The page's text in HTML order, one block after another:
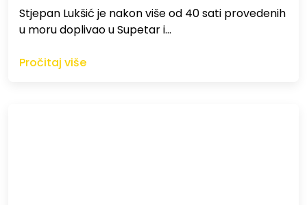
St​jepan Lukšić je nakon više od 40 sati provedenih
u moru doplivao u Supetar i…
Pročitaj više